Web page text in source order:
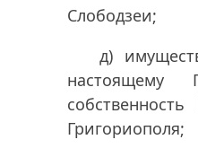
Слободзеи;
д)
настоящему
Григориополя;